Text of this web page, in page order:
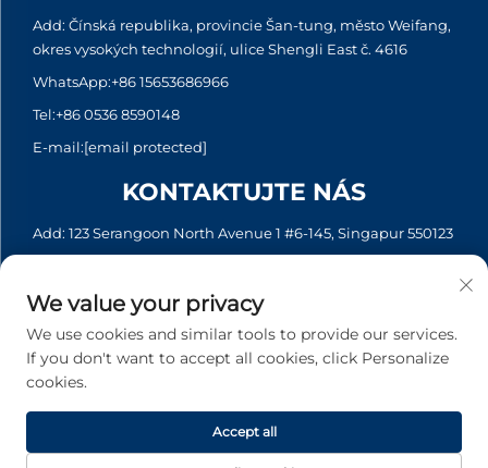
Add: Čínská republika, provincie Šan-tung, město Weifang,
okres vysokých technologií, ulice Shengli East č. 4616
WhatsApp:+86 15653686966
Tel:+86 0536 8590148
E-mail:[email protected]
KONTAKTUJTE NÁS
Add: 123 Serangoon North Avenue 1 #6-145, Singapur 550123
Tel:+65 6935 2033
E-mail: [email protected]
Zásady ochrany soukromí
We value your privacy
We use cookies and similar tools to provide our services.
If you don't want to accept all cookies, click Personalize
cookies.
Accept all